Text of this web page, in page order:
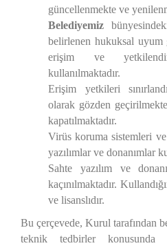
güncellenmekte ve
Belediyemiz
belirlenen hukuksal uyum
erişim ve
kullanılmaktadır.
Erişim yetkileri
olarak gözden
kapatılmaktadır.
Virüs koruma sistemleri
yazılımlar ve donanımlar
Sahte yazılım ve
kaçınılmaktadır.
ve lisanslıdır.
Bu çerçevede, Kurul tarafından
teknik tedbirler konusunda